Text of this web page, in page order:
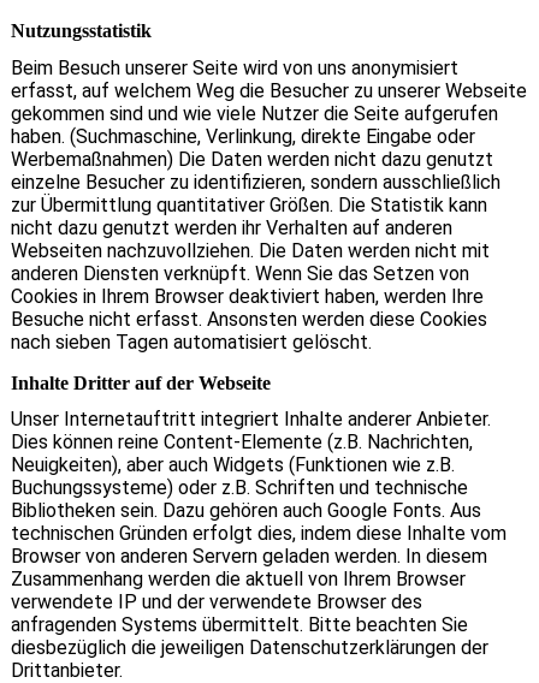
Nutzungsstatistik
Beim Besuch unserer Seite wird von uns anonymisiert
erfasst, auf welchem Weg die Besucher zu unserer Webseite
gekommen sind und wie viele Nutzer die Seite aufgerufen
haben. (Suchmaschine, Verlinkung, direkte Eingabe oder
Werbemaßnahmen) Die Daten werden nicht dazu genutzt
einzelne Besucher zu identifizieren, sondern ausschließlich
zur Übermittlung quantitativer Größen. Die Statistik kann
nicht dazu genutzt werden ihr Verhalten auf anderen
Webseiten nachzuvollziehen. Die Daten werden nicht mit
anderen Diensten verknüpft. Wenn Sie das Setzen von
Cookies in Ihrem Browser deaktiviert haben, werden Ihre
Besuche nicht erfasst. Ansonsten werden diese Cookies
nach sieben Tagen automatisiert gelöscht.
Inhalte Dritter auf der Webseite
Unser Internetauftritt integriert Inhalte anderer Anbieter.
Dies können reine Content-Elemente (z.B. Nachrichten,
Neuigkeiten), aber auch Widgets (Funktionen wie z.B.
Buchungssysteme) oder z.B. Schriften und technische
Bibliotheken sein. Dazu gehören auch Google Fonts. Aus
technischen Gründen erfolgt dies, indem diese Inhalte vom
Browser von anderen Servern geladen werden. In diesem
Zusammenhang werden die aktuell von Ihrem Browser
verwendete IP und der verwendete Browser des
anfragenden Systems übermittelt. Bitte beachten Sie
diesbezüglich die jeweiligen Datenschutzerklärungen der
Drittanbieter.